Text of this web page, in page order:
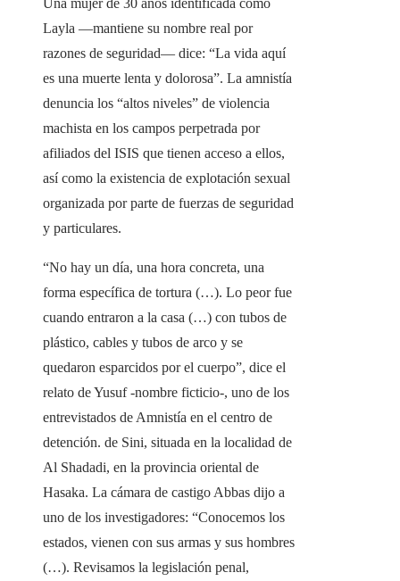
Una mujer de 30 años identificada como
Layla —mantiene su nombre real por
razones de seguridad— dice: “La vida aquí
es una muerte lenta y dolorosa”. La amnistía
denuncia los “altos niveles” de violencia
machista en los campos perpetrada por
afiliados del ISIS que tienen acceso a ellos,
así como la existencia de explotación sexual
organizada por parte de fuerzas de seguridad
y particulares.
“No hay un día, una hora concreta, una
forma específica de tortura (…). Lo peor fue
cuando entraron a la casa (…) con tubos de
plástico, cables y tubos de arco y se
quedaron esparcidos por el cuerpo”, dice el
relato de Yusuf -nombre ficticio-, uno de los
entrevistados de Amnistía en el centro de
detención. de Sini, situada en la localidad de
Al Shadadi, en la provincia oriental de
Hasaka. La cámara de castigo Abbas dijo a
uno de los investigadores: “Conocemos los
estados, vienen con sus armas y sus hombres
(…). Revisamos la legislación penal,